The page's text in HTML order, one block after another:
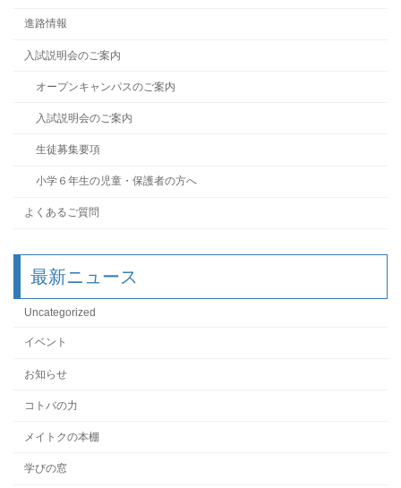
進路情報
入試説明会のご案内
オープンキャンパスのご案内
入試説明会のご案内
生徒募集要項
小学６年生の児童・保護者の方へ
よくあるご質問
最新ニュース
Uncategorized
イベント
お知らせ
コトバの力
メイトクの本棚
学びの窓